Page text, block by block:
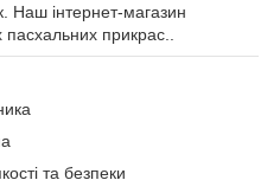
Наш інтернет-магазин
прикрас..
та безпеки